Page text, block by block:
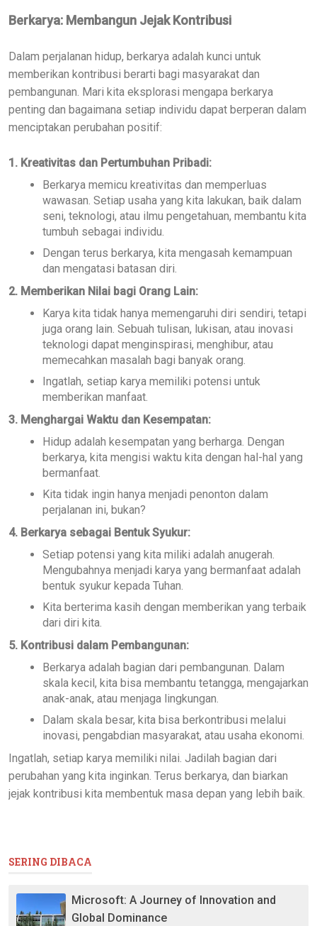
Berkarya: Membangun Jejak Kontribusi
Dalam perjalanan hidup, berkarya adalah kunci untuk
memberikan kontribusi berarti bagi masyarakat dan
pembangunan. Mari kita eksplorasi mengapa berkarya
penting dan bagaimana setiap individu dapat berperan dalam
menciptakan perubahan positif:
1. Kreativitas dan Pertumbuhan Pribadi:
Berkarya memicu kreativitas dan memperluas
wawasan. Setiap usaha yang kita lakukan, baik dalam
seni, teknologi, atau ilmu pengetahuan, membantu kita
tumbuh sebagai individu.
Dengan terus berkarya, kita mengasah kemampuan
dan mengatasi batasan diri.
2. Memberikan Nilai bagi Orang Lain:
Karya kita tidak hanya memengaruhi diri sendiri, tetapi
juga orang lain. Sebuah tulisan, lukisan, atau inovasi
teknologi dapat menginspirasi, menghibur, atau
memecahkan masalah bagi banyak orang.
Ingatlah, setiap karya memiliki potensi untuk
memberikan manfaat.
3. Menghargai Waktu dan Kesempatan:
Hidup adalah kesempatan yang berharga. Dengan
berkarya, kita mengisi waktu kita dengan hal-hal yang
bermanfaat.
Kita tidak ingin hanya menjadi penonton dalam
perjalanan ini, bukan?
4. Berkarya sebagai Bentuk Syukur:
Setiap potensi yang kita miliki adalah anugerah.
Mengubahnya menjadi karya yang bermanfaat adalah
bentuk syukur kepada Tuhan.
Kita berterima kasih dengan memberikan yang terbaik
dari diri kita.
5. Kontribusi dalam Pembangunan:
Berkarya adalah bagian dari pembangunan. Dalam
skala kecil, kita bisa membantu tetangga, mengajarkan
anak-anak, atau menjaga lingkungan.
Dalam skala besar, kita bisa berkontribusi melalui
inovasi, pengabdian masyarakat, atau usaha ekonomi.
Ingatlah, setiap karya memiliki nilai. Jadilah bagian dari
perubahan yang kita inginkan. Terus berkarya, dan biarkan
jejak kontribusi kita membentuk masa depan yang lebih baik.
SERING DIBACA
Microsoft: A Journey of Innovation and
Global Dominance